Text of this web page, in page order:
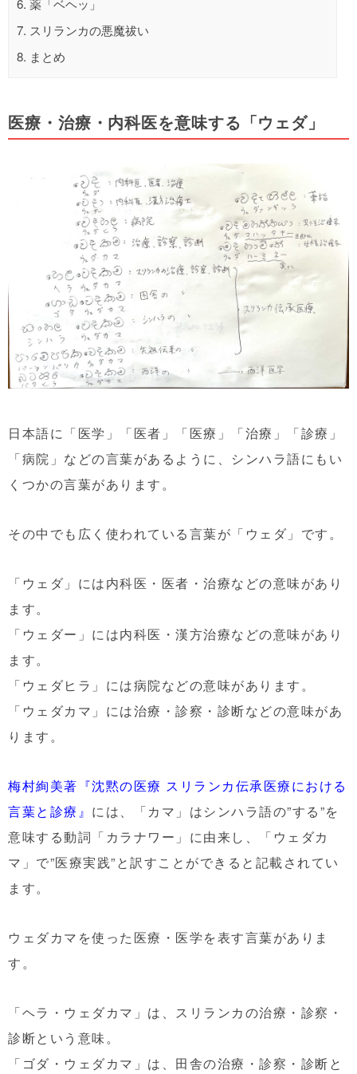
6. 薬「ベヘッ」
7. スリランカの悪魔祓い
8. まとめ
医療・治療・内科医を意味する「ウェダ」
日本語に「医学」「医者」「医療」「治療」「診療」
「病院」などの言葉があるように、シンハラ語にもい
くつかの言葉があります。
その中でも広く使われている言葉が「ウェダ」です。
「ウェダ」には内科医・医者・治療などの意味があり
ます。
「ウェダー」には内科医・漢方治療などの意味があり
ます。
「ウェダヒラ」には病院などの意味があります。
「ウェダカマ」には治療・診察・診断などの意味があ
ります。
梅村絢美著『沈黙の医療 スリランカ伝承医療における
言葉と診療』 には、「カマ」はシンハラ語の”する”を
意味する動詞「カラナワー」に由来し、「ウェダカ
マ」で”医療実践”と訳すことができると記載されてい
ます。
ウェダカマを使った医療・医学を表す言葉がありま
す。
「ヘラ・ウェダカマ」は、スリランカの治療・診察・
診断という意味。
「ゴダ・ウェダカマ」は、田舎の治療・診察・診断と